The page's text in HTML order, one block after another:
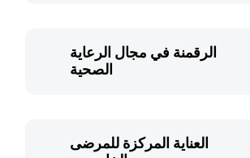
الرقمنة في مجال الرعاية
الصحية
العناية المركزة للمرضى